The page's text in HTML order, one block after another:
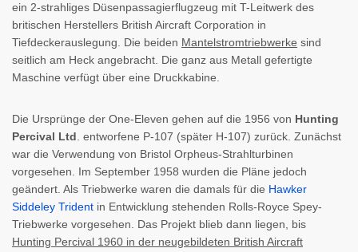
ein 2-strahliges Düsenpassagierflugzeug mit T-Leitwerk des
britischen Herstellers British Aircraft Corporation in
Tiefdeckerauslegung. Die beiden Mantelstromtriebwerke sind
seitlich am Heck angebracht. Die ganz aus Metall gefertigte
Maschine verfügt über eine Druckkabine.
Die Ursprünge der One-Eleven gehen auf die 1956 von Hunting
Percival Ltd . entworfene P-107 (später H-107) zurück. Zunächst
war die Verwendung von Bristol Orpheus-Strahlturbinen
vorgesehen. Im September 1958 wurden die Pläne jedoch
geändert. Als Triebwerke waren die damals für die Hawker
Siddeley Trident in Entwicklung stehenden Rolls-Royce Spey-
Triebwerke vorgesehen. Das Projekt blieb dann liegen, bis
Hunting Percival 1960 in der neugebildeten British Aircraft